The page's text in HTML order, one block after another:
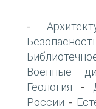
-
Военные
Геология -
России -